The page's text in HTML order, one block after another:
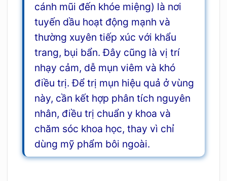
cánh mũi đến khóe miệng) là nơi
tuyến dầu hoạt động mạnh và
thường xuyên tiếp xúc với khẩu
trang, bụi bẩn. Đây cũng là vị trí
nhạy cảm, dễ mụn viêm và khó
điều trị. Để trị mụn hiệu quả ở vùng
này, cần kết hợp phân tích nguyên
nhân, điều trị chuẩn y khoa và
chăm sóc khoa học, thay vì chỉ
dùng mỹ phẩm bôi ngoài.